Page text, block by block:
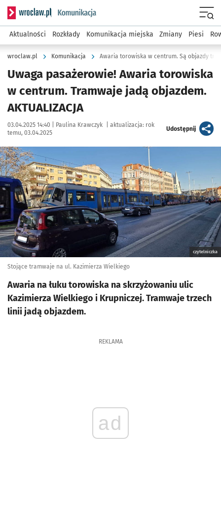
Serwis informacyjny wroclaw.pl podserwis: Komunikacja
Aktualności Rozkłady Komunikacja miejska Zmiany Piesi
wroclaw.pl Komunikacja Awaria torowiska w centrum. Są objazdy
Uwaga pasażerowie! Awaria torowiska
w centrum. Tramwaje jadą objazdem.
AKTUALIZACJA
Data publikacji:
03.04.2025 14:40 | Autor:
Paulina Krawczyk aktualizacja: rok
temu, 03.04.2025
Udostępnijartykuł
Kliknij, aby powiększyć
czytelniczka
Stojące tramwaje na ul. Kazimierza Wielkiego
Awaria na łuku torowiska na skrzyżowaniu ulic
Kazimierza Wielkiego i Krupniczej. Tramwaje trzech
linii jadą objazdem.
REKLAMA
ad